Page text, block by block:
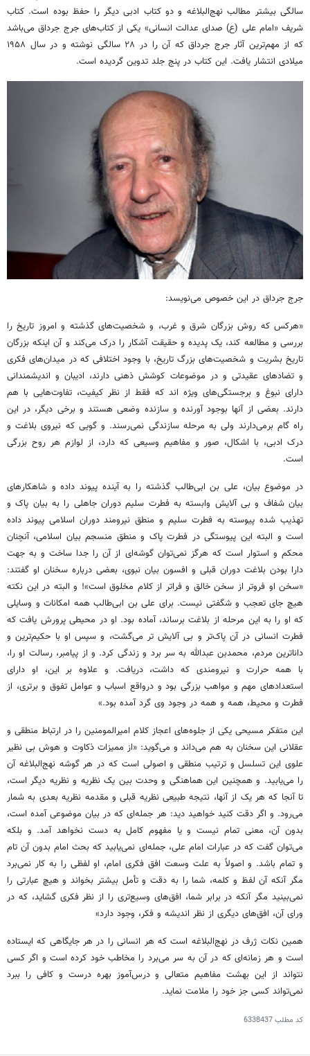
سالگی بیشتر مطالب نهج‌البلاغه و دو کتاب ادبی دیگر را حفظ بوده است. کتاب
شریف «امام علی (ع) صدای عدالت انسانی» یکی از کتاب‌های جرج جرداق می‌باشد
که از مهم‌ترین آثار جرج جرداق که آن را در ۲۸ سالگی نوشته و در سال ۱۹۵۸
میلادی انتشار یافت. این کتاب در پنج جلد تدوین گردیده است.
جرج جرداق در این خصوص می‌نویسد:
«هرکس که روش بزرگان شرق و غرب، و شخصیت‌های گذشته و امروز تاریخ را
بررسی و مطالعه کند، یک پدیده و حقیقت آشکار را درک می‌کند و آن اینکه بزرگان
تاریخ بشریت و شخصیت‌های بزرگ تاریخ، با وجود اختلافی که در میدان‌های فکری
و تضادهای عقیدتی و در موضوعات کوشش ذهنی دارند، ادیبان و اندیشمندانی
دارای نبوغ و برجستگی‌های ویژه اند که فقط از نظر کیفیت، تفاوت‌هایی با هم
دارند. بعضی از آنها بوجود آورنده و سازنده وضعی هستند و برخی دیگر، در این
راه گام برمی‌دارند ولی به مرحله سازندگی نمی‌رسند. و گویی که نیروی بلاغت و
درک ادبی، با اشکال، صور و مفاهیم وسیعی که دارد، از لوازم هر روح بزرگی
است.
در موضوع بیان، علی بن ابی‌طالب گذشته را به آینده پیوند داده و شاهکارهای
بیان شفاف و بی آلایش وابسته به فطرت سلیم دوران جاهلی را به بیان پاک و
تهذیب شده پیوسته به فطرت سلیم و منطق نیرومند دوران اسلامی پیوند داده
است و البته این پیوستگی در فطرت پاک و منطق منسجم بیان اسلامی، آنچنان
محکم و استوار است که هرگز نمی‌توان گوشه‌ای از آن را جدا ساخت و به جهت
دارا بودن بلاغت دوران قبلی و افسون بیان نبوی، بعضی درباره سخنان او گفتند:
«سخن او فروتر از سخن خالق و فراتر از کلام مخلوق است»! و البته در این نکته
هیچ جای تعجب و شگفتی نیست. برای علی بن ابی‌طالب همه امکانات و وسایلی
که او را به این مرحله از بلاغت برساند، آماده بود. او در محیطی پرورش یافت که
فطرت انسانی در آن پاک‌تر و بی آلایش تر می‌گشت، و سپس او با حکیم‌ترین و
داناترین مردم، محمدبن عبدالله به سر برد و زندگی کرد. و از پیامبر، رسالت او را،
با همه حرارت و نیرومندی که داشت، دریافت. و علاوه بر این، او دارای
استعدادهای مهم و مواهب بزرگی بود و درواقع اسباب و عوامل تفوق و برتری، از
فطرت و محیط، همه و همه در وجود وی گرد آمده بود.»
این متفکر مسیحی یکی از جلوه‌های اعجاز کلام امیرالمومنین را در ارتباط منطقی و
عقلانی این سخنان به هم می‌داند و می‌گوید: «از ممیزات ذکاوت و هوش بی نظیر
علوی این تسلسل و ترتیب منطقی و اصولی است که در هر گوشه نهج‌البلاغه آن
را می‌یابید. و همچنین این هماهنگی و وحدت بین یک نظریه و نظریه دیگر است،
تا آنجا که هر یک از آنها، نتیجه طبیعی نظریه قبلی و مقدمه نظریه بعدی به شمار
می‌رود. و اگر دقت کنید خواهید دید: هر جمله‌ای که در بیان موضوعی آمده است،
بدون آن، معنی تمام نیست و یا مفهوم کامل به دست نخواهد آمد. و بلکه
می‌توان گفت که در عبارات امام علی، جمله‌ای نمی‌یابید که بحث امام بدون آن تام
و تمام باشد. و اصولاً به علت وسعت افق فکری امام، او لفظی را به کار نمی‌برد
مگر آنکه آن لفظ و کلمه، شما را به دقت و تأمل بیشتر بخواند و هیچ عبارتی را
نمی‌بینید مگر آنکه در برابر شما، افق‌های وسیع‌تری را از نظر فکری گشاید، که در
ورای آن، افق‌های دیگری از نظر اندیشه و فکر، وجود دارد»
همین نکات ژرف در نهج‌البلاغه است که هر انسانی را در هر جایگاهی که ایستاده
است و هر زمانه‌ای که در آن به سر می‌برد را مخاطب خود کرده است و اگر کسی
نتواند از این بهشت مفاهیم متعالی و درس‌آموز بهره درست و کافی را ببرد
نمی‌تواند کسی جز خود را ملامت نماید.
کد مطلب6338437